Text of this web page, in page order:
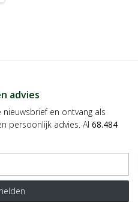
advies
en ontvang als
persoonlijk advies. Al 68.484